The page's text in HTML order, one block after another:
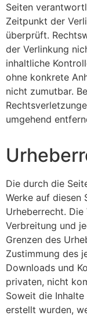
Seiten
Zeitpunkt der
überprüft.
der Verlinkung
inhaltliche
ohne konkrete
nicht zumutbar.
umgehend
Die durch die
Werke auf diesen
Urheberrecht.
Verbreitung und
Grenzen des
Zustimmung des
Downloads und
privaten, nicht
Soweit die
erstellt wurden,